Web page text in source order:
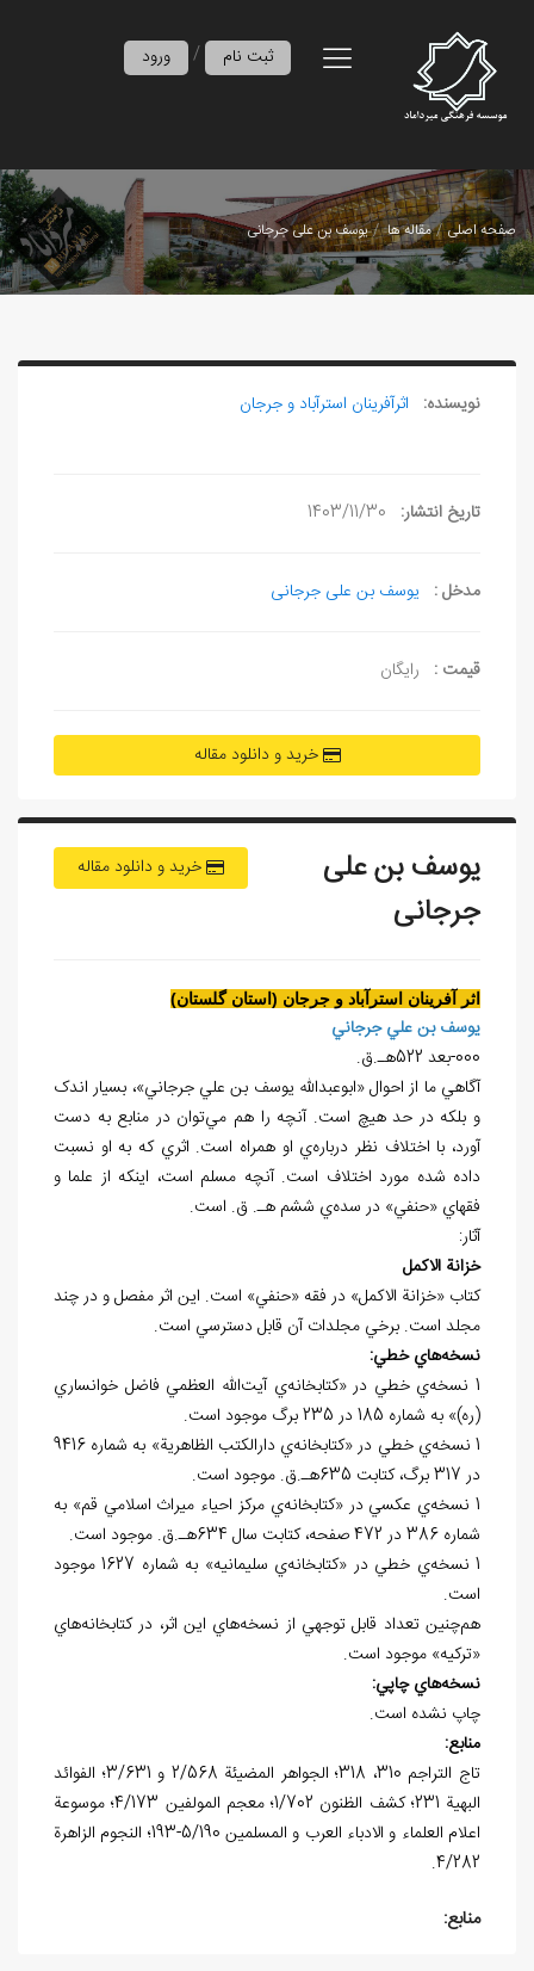
ورود / ثبت نام
صفحه اصلی مقاله ها یوسف بن علی جرجانی
نویسنده: اثرآفرينان استرآباد و جرجان
تاریخ انتشار: 1403/11/30
مدخل : یوسف بن علی جرجانی
قیمت : رایگان
خرید و دانلود مقاله
خرید و دانلود مقاله
یوسف بن علی
جرجانی
اثر آفرينان استرآباد و جرجان (استان گلستان)
يوسف بن علي جرجاني
000-بعد 522هـ.ق.
آگاهي ما از احوال «ابوعبدالله يوسف بن علي جرجاني»، بسيار اندک
و بلکه در حد هيچ است. آنچه را هم مي‌توان در منابع به دست
آورد، با اختلاف نظر درباره‌ي او همراه است. اثري که به او نسبت
داده شده مورد اختلاف است. آنچه مسلم است، اينکه از علما و
فقهاي «حنفي» در سده‌ي ششم هـ. ق. است.
آثار:
خزانة الاکمل
کتاب «خزانة الاکمل» در فقه «حنفي» است. اين اثر مفصل و در چند
مجلد است. برخي مجلدات آن قابل دسترسي است.
نسخههاي خطي:
1 نسخه‌ي خطي در «کتابخانه‌ي آيت‌الله العظمي فاضل خوانساري
(ره)» به شماره 185 در 235 برگ موجود است.
1 نسخه‌ي خطي در «کتابخانه‌ي دارالکتب الظاهرية» به شماره 9416
در 317 برگ، کتابت 635هـ.ق. موجود است.
1 نسخه‌ي عکسي در «کتابخانه‌ي مرکز احياء ميراث اسلامي قم» به
شماره 386 در 472 صفحه، کتابت سال 634هـ.ق. موجود است.
1 نسخه‌ي خطي در «کتابخانه‌ي سليمانيه» به شماره 1627 موجود
است.
هم‌چنين تعداد قابل توجهي از نسخه‌هاي اين اثر، در کتابخانه‌هاي
«ترکيه» موجود است.
نسخههاي چاپي:
چاپ نشده است.
منابع:
تاج التراجم 310، 318؛ الجواهر المضيئة 2/568 و 3/631؛ الفوائد
البهية 231؛ کشف الظنون 1/702؛ معجم المولفين 4/173؛ موسوعة
اعلام العلماء و الادباء العرب و المسلمين 5/190-193؛ النجوم الزاهرة
4/282.
منابع: